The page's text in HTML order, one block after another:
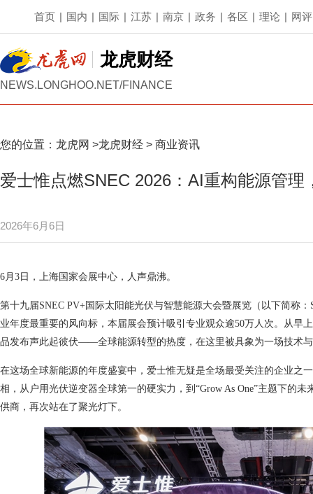
首页 | 国内 | 国际 | 江苏 | 南京 | 政务 | 各区 | 理论 | 网评
龙虎财经
NEWS.LONGHOO.NET/FINANCE
您的位置： 龙虎网 >龙虎财经 > 商业资讯
爱士惟点燃SNEC 2026：AI重构能源管
2026年6月6日
6月3日，上海国家会展中心，人声鼎沸。
第十九届SNEC PV+国际太阳能光伏与智慧能源大会暨展览（以下简称
业年度最重要的风向标，本届展会预计吸引专业观众逾50万人次。从早
品发布声此起彼伏——全球能源转型的热度，在这里被具象为一场技术
在这场全球新能源的年度盛宴中，爱士惟无疑是全场最受关注的企业之
相，从户用光伏逆变器全球第一的硬实力，到“Grow As One”主题下的
供商，再次站在了聚光灯下。